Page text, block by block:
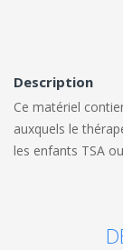
Description
Ce matériel
auxquels le
les enfants TSA